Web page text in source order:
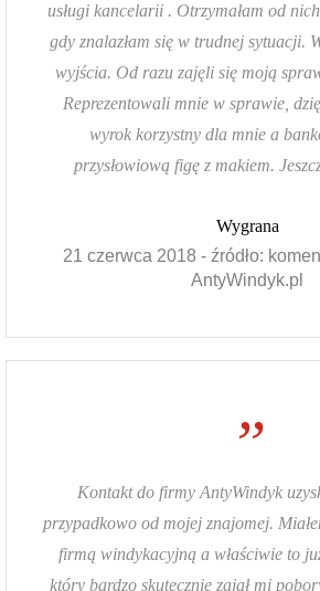
usługi kancelarii . Otrzymałam od
gdy znalazłam się w trudnej sytuacji.
wyjścia. Od razu zajęli się moją
Reprezentowali mnie w sprawie,
wyrok korzystny dla mnie a
przysłowiową figę z makiem.
Wygrana
21 czerwca 2018 - źródło:
AntyWindyk.pl
”
Kontakt do firmy AntyWindyk
przypadkowo od mojej znajomej.
firmą windykacyjną a właściwie to
który bardzo skutecznie zajął mi